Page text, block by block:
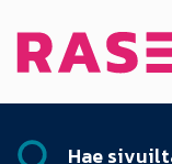
Etusivu
Hae